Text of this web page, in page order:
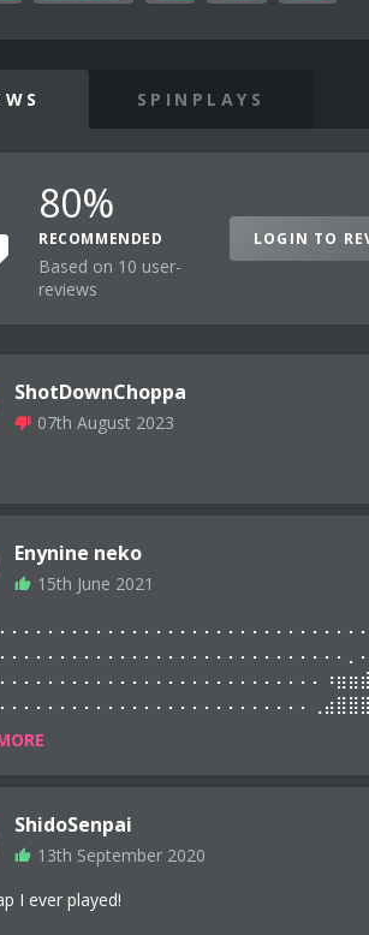
SPINPLAYS
80%
RECOMMENDED
Based on 10 user-
reviews
LOGIN TO
ShotDownChoppa
07th August 2023
Enynine neko
15th June 2021
ShidoSenpai
13th September 2020
I ever played!